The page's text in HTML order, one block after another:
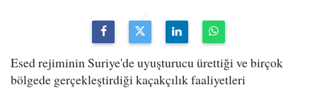
Esed rejiminin Suriye'de uyuşturucu ürettiği ve birçok
bölgede gerçekleştirdiği kaçakçılık faaliyetleri